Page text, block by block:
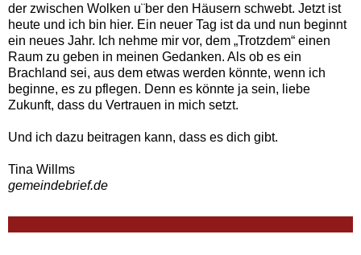
der zwischen Wolken u¨ber den Häusern schwebt. Jetzt ist
heute und ich bin hier. Ein neuer Tag ist da und nun beginnt
ein neues Jahr. Ich nehme mir vor, dem „Trotzdem“ einen
Raum zu geben in meinen Gedanken. Als ob es ein
Brachland sei, aus dem etwas werden könnte, wenn ich
beginne, es zu pflegen. Denn es könnte ja sein, liebe
Zukunft, dass du Vertrauen in mich setzt.
Und ich dazu beitragen kann, dass es dich gibt.
Tina Willms
gemeindebrief.de